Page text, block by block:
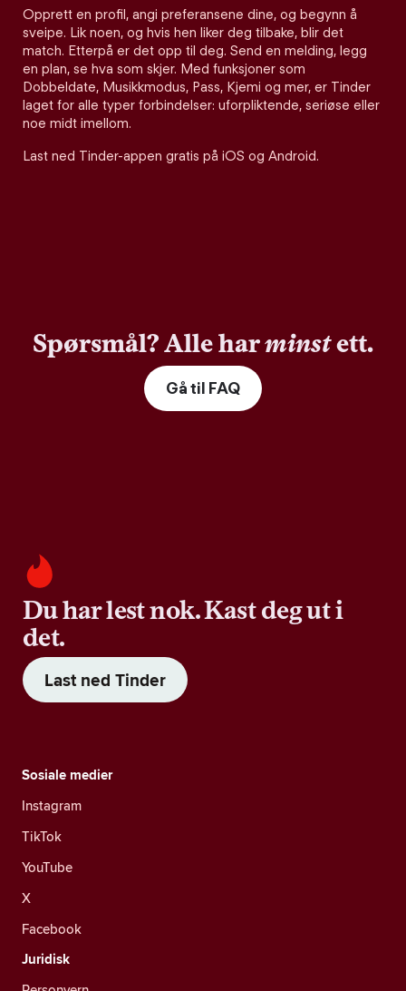
Opprett en profil, angi preferansene dine, og begynn å
sveipe. Lik noen, og hvis hen liker deg tilbake, blir det
match. Etterpå er det opp til deg. Send en melding, legg
en plan, se hva som skjer. Med funksjoner som
Dobbeldate, Musikkmodus, Pass, Kjemi og mer, er Tinder
laget for alle typer forbindelser: uforpliktende, seriøse eller
noe midt imellom.
Last ned Tinder-appen gratis på iOS og Android.
Spørsmål? Alle harminstett.
Gå til FAQ
Du har lest nok. Kast deg ut i
det.
Last ned Tinder
Sosiale medier
Instagram
TikTok
YouTube
X
Facebook
Juridisk